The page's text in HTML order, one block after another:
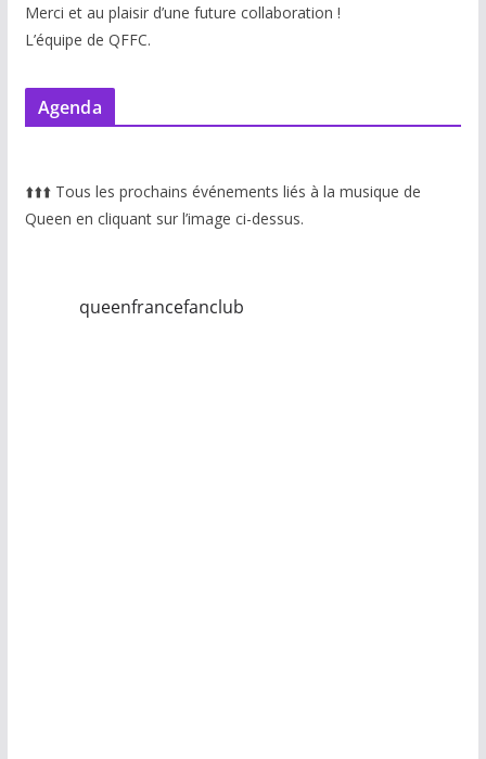
Merci et au plaisir d’une future collaboration !
L’équipe de QFFC.
Agenda
⬆️⬆️⬆️ Tous les prochains événements liés à la musique de
Queen en cliquant sur l’image ci-dessus.
queenfrancefanclub